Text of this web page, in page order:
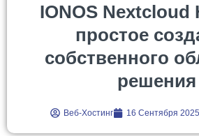
IONOS Nextcloud
простое
собственного
решения
Веб-Хостинг 16 Сентября